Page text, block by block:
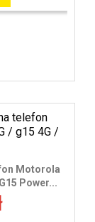
Motorola
Power...